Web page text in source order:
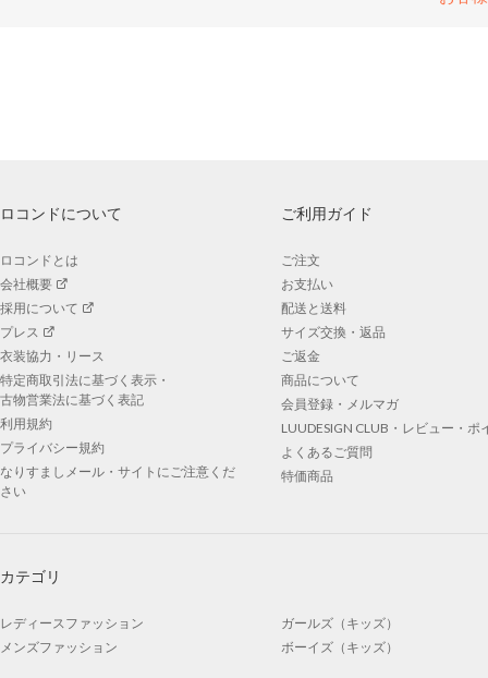
ロコンドについて
ロコンドとは
会社概要
採用について
プレス
衣装協力・リース
特定商取引法に基づく表示・
古物営業法に基づく表記
利用規約
プライバシー規約
なりすましメール・サイトにご注意くだ
さい
ご利用ガイド
ご注文
お支払い
配送と送料
サイズ交換・返品
ご返金
商品について
会員登録・メルマガ
LUUDESIGN CLUB・レビュー・ポ
よくあるご質問
特価商品
カテゴリ
レディースファッション
メンズファッション
ガールズ（キッズ）
ボーイズ（キッズ）